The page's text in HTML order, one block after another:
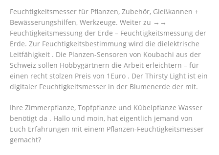
Feuchtigkeitsmesser für Pflanzen, Zubehör, Gießkannen +
Bewässerungshilfen, Werkzeuge. Weiter zu →→
Feuchtigkeitsmessung der Erde – Feuchtigkeitsmessung der
Erde. Zur Feuchtigkeitsbestimmung wird die dielektrische
Leitfähigkeit . Die Planzen-Sensoren von Koubachi aus der
Schweiz sollen Hobbygärtnern die Arbeit erleichtern – für
einen recht stolzen Preis von 1Euro . Der Thirsty Light ist ein
digitaler Feuchtigkeitsmesser in der Blumenerde der mit.
Ihre Zimmerpflanze, Topfpflanze und Kübelpflanze Wasser
benötigt da . Hallo und moin, hat eigentlich jemand von
Euch Erfahrungen mit einem Pflanzen-Feuchtigkeitsmesser
gemacht?